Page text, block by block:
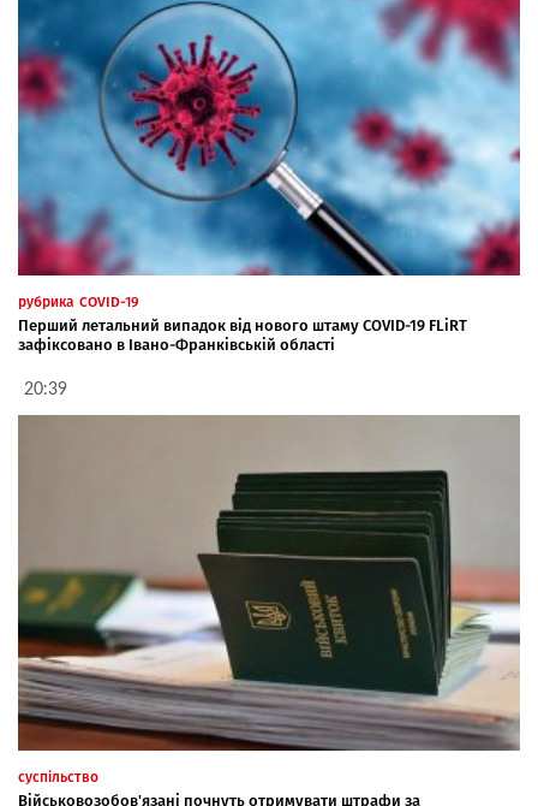
рубрика COVID-19
Перший летальний випадок від нового штаму COVID-19 FLiRT
зафіксовано в Івано-Франківській області
20:39
суспільство
Військовозобов'язані почнуть отримувати штрафи за